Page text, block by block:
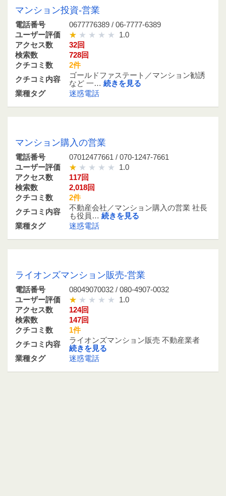
マンション投資-営業
電話番号
0677776389 / 06-7777-6389
ユーザー評価
1.0
アクセス数
32回
検索数
728回
クチコミ数
2件
クチコミ内容
ゴールドファステート／マンション勧誘
など 一… 続きを見る
業種タグ
迷惑電話
マンション購入の営業
電話番号
07012477661 / 070-1247-7661
ユーザー評価
1.0
アクセス数
117回
検索数
2,018回
クチコミ数
2件
クチコミ内容
不動産会社／マンション購入の営業 社長
も役員… 続きを見る
業種タグ
迷惑電話
ライオンズマンション販売-営業
電話番号
08049070032 / 080-4907-0032
ユーザー評価
1.0
アクセス数
124回
検索数
147回
クチコミ数
1件
クチコミ内容
ライオンズマンション販売 不動産業者
続きを見る
業種タグ
迷惑電話